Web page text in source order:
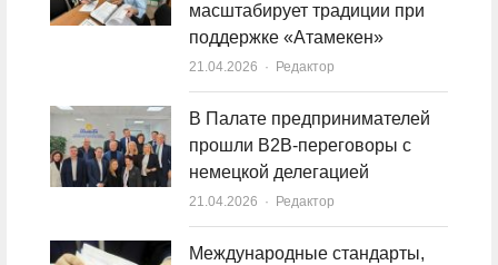
масштабирует традиции при
поддержке «Атамекен»
21.04.2026 Author
Редактор
В Палате предпринимателей
прошли B2B-переговоры с
немецкой делегацией
21.04.2026 Author
Редактор
Международные стандарты,